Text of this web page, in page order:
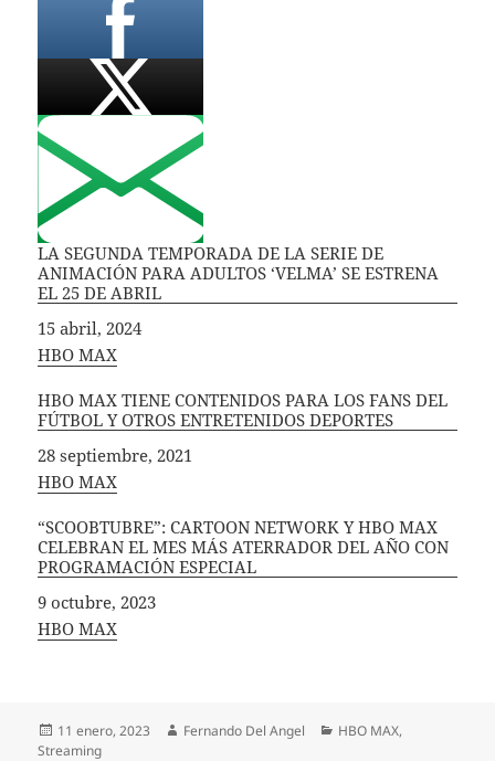
LA SEGUNDA TEMPORADA DE LA SERIE DE
ANIMACIÓN PARA ADULTOS ‘VELMA’ SE ESTRENA
EL 25 DE ABRIL
Fecha
15 abril, 2024
In relation to
HBO MAX
HBO MAX TIENE CONTENIDOS PARA LOS FANS DEL
FÚTBOL Y OTROS ENTRETENIDOS DEPORTES
Fecha
28 septiembre, 2021
In relation to
HBO MAX
“SCOOBTUBRE”: CARTOON NETWORK Y HBO MAX
CELEBRAN EL MES MÁS ATERRADOR DEL AÑO CON
PROGRAMACIÓN ESPECIAL
Fecha
9 octubre, 2023
In relation to
HBO MAX
Publicado
el
11 enero, 2023 Autor
Fernando Del Angel Categorías
HBO MAX,
Streaming